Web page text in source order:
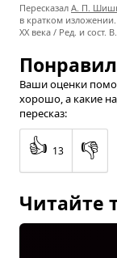
Пересказал А. П.
в кратком
XX века / Ред. и
Ваши оценки
хорошо, а какие
пересказ:
👍 13 👎
Читайте